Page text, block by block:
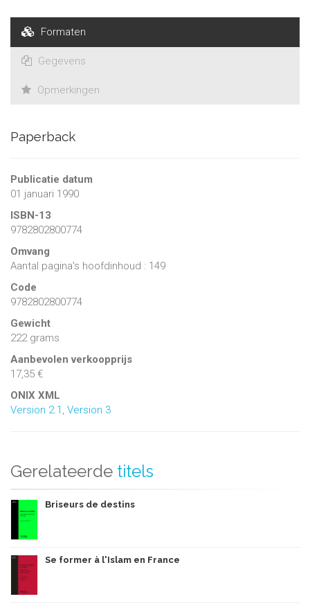
Formaten
Gegevens
Opmerkingen
Paperback
Publicatie datum
01 januari 1990
ISBN-13
9782802800774
Omvang
Aantal pagina's hoofdinhoud : 149
Code
9782802800774
Gewicht
222 grams
Aanbevolen verkoopprijs
17,35 €
ONIX XML
Version 2.1 Version 3
Gerelateerde titels
Briseurs de destins
Se former à l'Islam en France